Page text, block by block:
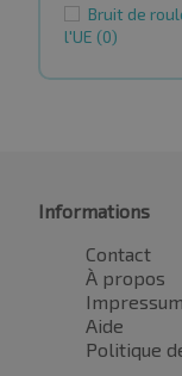
Bruit de
l'UE (0)
Informations
Contact
À propos
Impressum
Aide
Politique